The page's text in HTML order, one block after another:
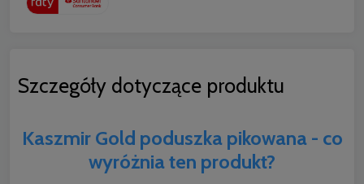
Szczegóły dotyczące produktu
Kaszmir Gold poduszka pikowana - co
wyróżnia ten produkt?